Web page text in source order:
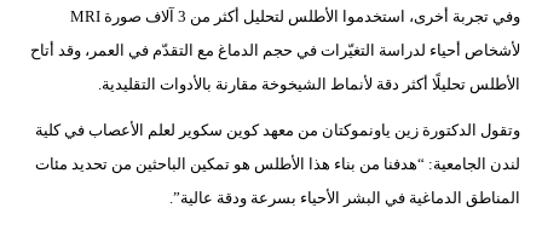
وفي تجربة أخرى، استخدموا الأطلس لتحليل أكثر من 3 آلاف صورة MRI
لأشخاص أحياء لدراسة التغيّرات في حجم الدماغ مع التقدّم في العمر، وقد أتاح
الأطلس تحليلًا أكثر دقة لأنماط الشيخوخة مقارنة بالأدوات التقليدية.
وتقول الدكتورة زين ياونموكتان من معهد كوين سكوير لعلم الأعصاب في كلية
لندن الجامعية: “هدفنا من بناء هذا الأطلس هو تمكين الباحثين من تحديد مئات
المناطق الدماغية في البشر الأحياء بسرعة ودقة عالية”.